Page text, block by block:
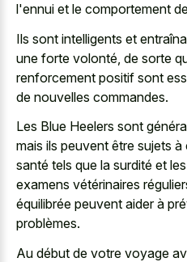
l'ennui et le comportement
Ils sont intelligents et
une forte volonté, de sorte
renforcement positif sont
de nouvelles commandes.
Les Blue Heelers sont
mais ils peuvent être sujets
santé tels que la surdité et
examens vétérinaires
équilibrée peuvent aider à
problèmes.
Au début de votre voyage